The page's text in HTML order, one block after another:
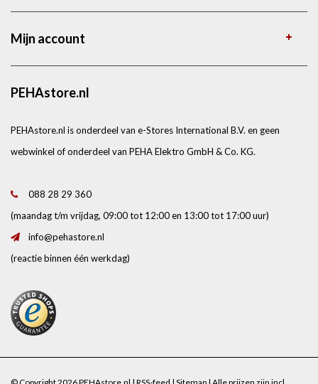
Mijn account
PEHAstore.nl
PEHAstore.nl is onderdeel van e-Stores International B.V. en geen
webwinkel of onderdeel van PEHA Elektro GmbH & Co. KG.
088 28 29 360
(maandag t/m vrijdag, 09:00 tot 12:00 en 13:00 tot 17:00 uur)
info@pehastore.nl
(reactie binnen één werkdag)